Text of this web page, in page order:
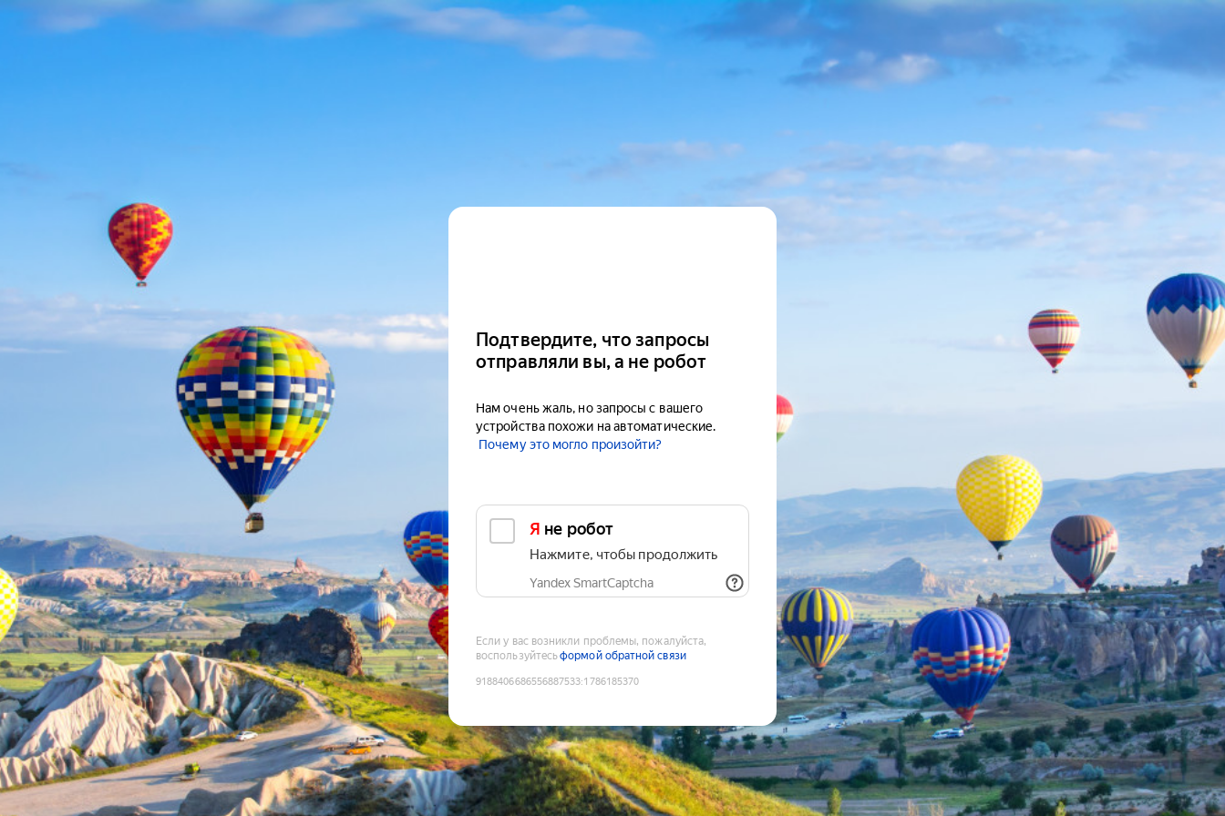
Подтвердите, что запросы
отправляли вы, а не робот
Нам очень жаль, но запросы с вашего
устройства похожи на автоматические.
Почему это могло произойти?
Я не робот
Нажмите, чтобы продолжить
Yandex SmartCaptcha
Если у вас возникли проблемы, пожалуйста,
воспользуйтесьформой обратной связи
9188406686556887533:1786185370